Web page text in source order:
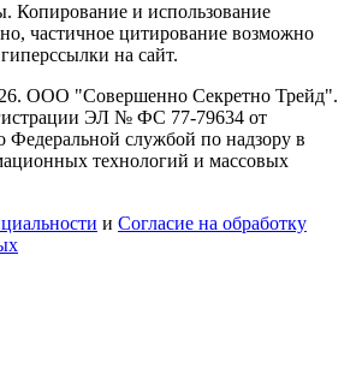
Копирование и использование
частичное цитирование возможно
на сайт.
ООО "Совершенно Секретно Трейд".
ЭЛ № ФС 77-79634 от
Федеральной службой по надзору в
технологий и массовых
и Согласие на обработку